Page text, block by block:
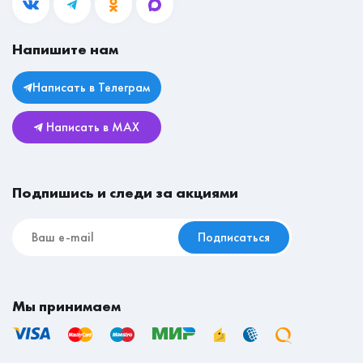
Подпишись и следи за акциями
Подписаться
Мы принимаем
Напишите нам
Написать в Телеграм
Написать в MAX
Гостиные
Комоды
Детские
Реставрационные материалы
Личный кабинет
Юридическая информация
Возврат и обмен
Магазины